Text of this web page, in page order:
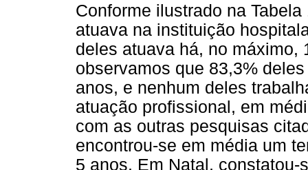
Conforme ilustrado na
atuava na instituição
deles atuava há, no máximo,
observamos que 83,3%
anos, e nenhum deles
atuação profissional, em
com as outras pesquisas
encontrou-se em média um
5 anos. Em Natal,